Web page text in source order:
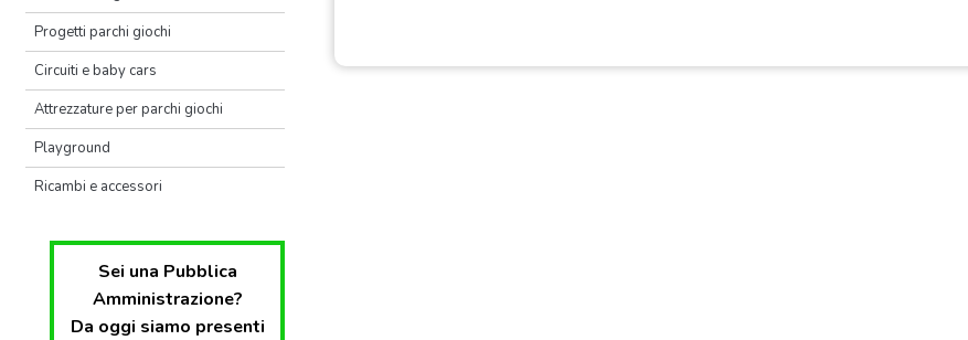
Progetti parchi giochi
Circuiti e baby cars
Attrezzature per parchi giochi
Playground
Ricambi e accessori
Sei una Pubblica
Amministrazione?
Da oggi siamo presenti